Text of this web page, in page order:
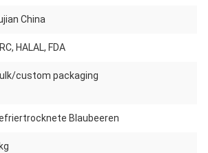
China
HALAL, FDA
custom packaging
Blaubeeren